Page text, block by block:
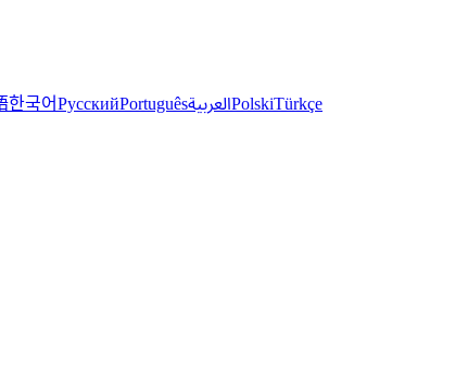
한국어РусскийPortuguêsالعربيةPolskiTürkçe